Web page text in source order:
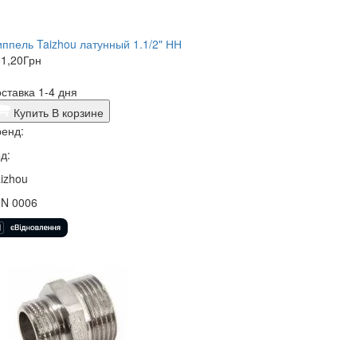
Taizhou латунный 1.1/2" НН
Грн
1-4 дня
Купить В корзине
0006